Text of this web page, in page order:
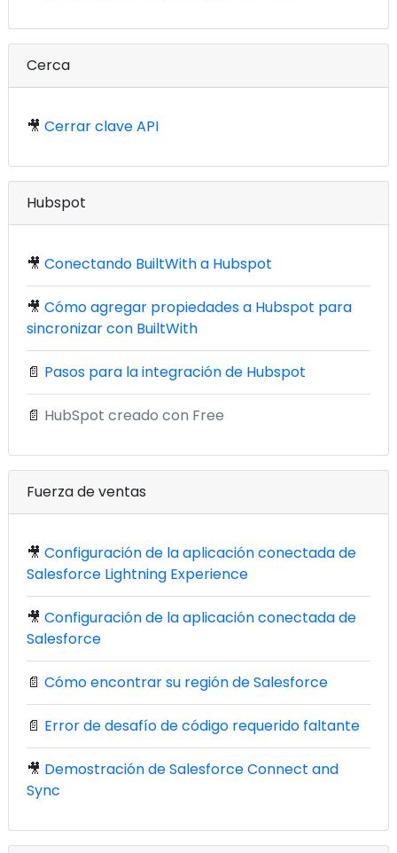
Cerca
🎥 Cerrar clave API
Hubspot
🎥 Conectando BuiltWith a Hubspot
🎥 Cómo agregar propiedades a Hubspot para
sincronizar con BuiltWith
📄 Pasos para la integración de Hubspot
📄 HubSpot creado con Free
Fuerza de ventas
🎥 Configuración de la aplicación conectada de
Salesforce Lightning Experience
🎥 Configuración de la aplicación conectada de
Salesforce
📄 Cómo encontrar su región de Salesforce
📄 Error de desafío de código requerido faltante
🎥 Demostración de Salesforce Connect and
Sync